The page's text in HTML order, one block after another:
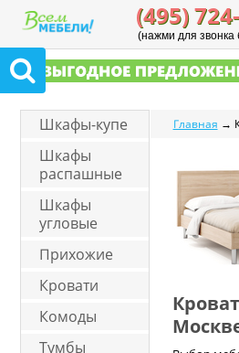
(495)
(нажми для звонка
Шкафы-купе
Шкафы
распашные
Шкафы
угловые
Прихожие
Кровати
Комоды
Тумбы
Главная →